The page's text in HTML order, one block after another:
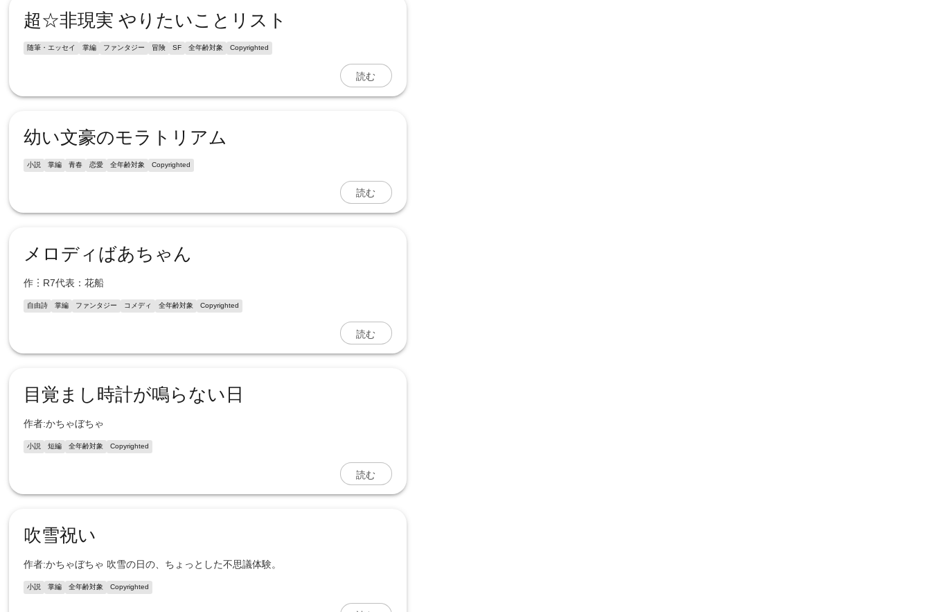
超‪☆非現実 やりたいことリスト
随筆・エッセイ 掌編 ファンタジー 冒険 SF 全年齢対象 Copyrighted
読む
幼い文豪のモラトリアム
小説 掌編 青春 恋愛 全年齢対象 Copyrighted
読む
メロディばあちゃん
作︙R7代表：花船
自由詩 掌編 ファンタジー コメディ 全年齢対象 Copyrighted
読む
目覚まし時計が鳴らない日
作者:かちゃぼちゃ
小説 短編 全年齢対象 Copyrighted
読む
吹雪祝い
作者:かちゃぼちゃ 吹雪の日の、ちょっとした不思議体験。
小説 掌編 全年齢対象 Copyrighted